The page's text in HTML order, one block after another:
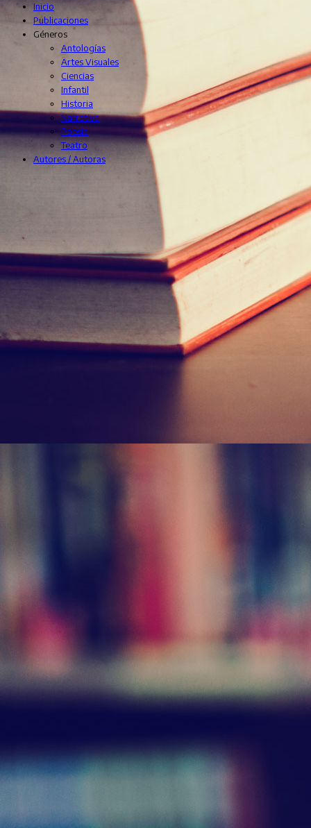
Inicio
Publicaciones
Géneros
Antologías
Artes Visuales
Ciencias
Infantil
Historia
Narrativa
Poesía
Teatro
Autores / Autoras